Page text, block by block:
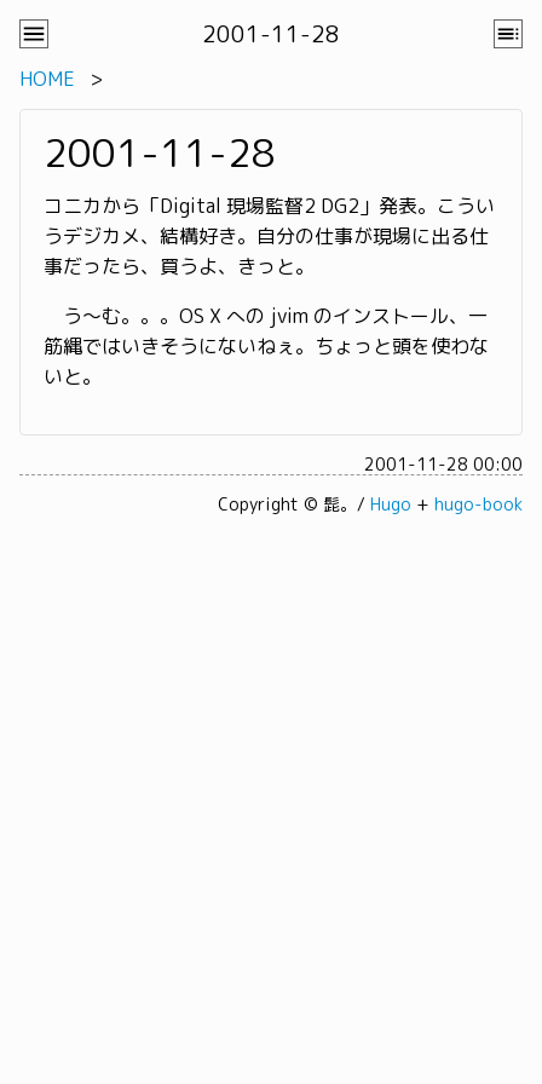
2001-11-28
HOME
2001-11-28
コニカから「Digital 現場監督2 DG2」発表。こうい
うデジカメ、結構好き。自分の仕事が現場に出る仕
事だったら、買うよ、きっと。
う〜む。。。OS X への jvim のインストール、一
筋縄ではいきそうにないねぇ。ちょっと頭を使わな
いと。
2001-11-28 00:00
Copyright © 髭。/ Hugo + hugo-book